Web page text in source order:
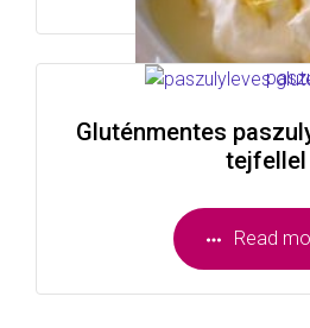
Gluténmentes
tejfellel
Read